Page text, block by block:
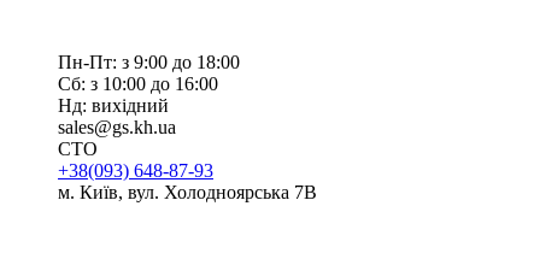
Пн-Пт: з 9:00 до 18:00
Сб: з 10:00 до 16:00
Нд: вихідний
sales@gs.kh.ua
СТО
+38(093) 648-87-93
м. Київ, вул. Холодноярська 7В